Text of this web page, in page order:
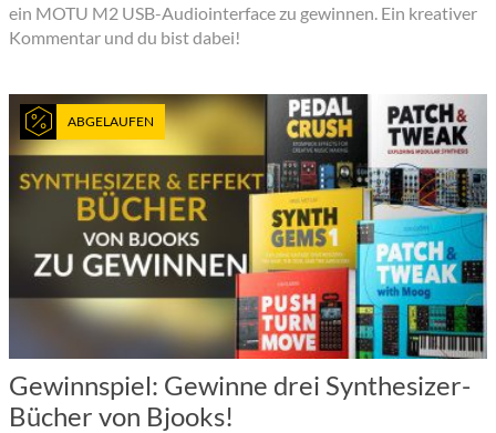
ein MOTU M2 USB-Audiointerface zu gewinnen. Ein kreativer
Kommentar und du bist dabei!
ABGELAUFEN
Gewinnspiel: Gewinne drei Synthesizer-
Bücher von Bjooks!